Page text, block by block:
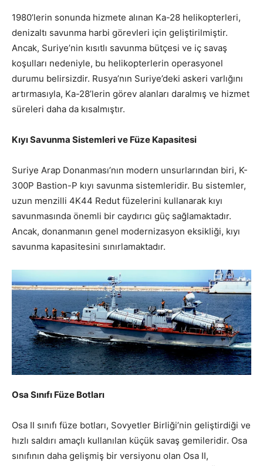
1980’lerin sonunda hizmete alınan Ka-28 helikopterleri,
denizaltı savunma harbi görevleri için geliştirilmiştir.
Ancak, Suriye’nin kısıtlı savunma bütçesi ve iç savaş
koşulları nedeniyle, bu helikopterlerin operasyonel
durumu belirsizdir. Rusya’nın Suriye’deki askeri varlığını
artırmasıyla, Ka-28’lerin görev alanları daralmış ve hizmet
süreleri daha da kısalmıştır.
Kıyı Savunma Sistemleri ve Füze Kapasitesi
Suriye Arap Donanması’nın modern unsurlarından biri, K-
300P Bastion-P kıyı savunma sistemleridir. Bu sistemler,
uzun menzilli 4K44 Redut füzelerini kullanarak kıyı
savunmasında önemli bir caydırıcı güç sağlamaktadır.
Ancak, donanmanın genel modernizasyon eksikliği, kıyı
savunma kapasitesini sınırlamaktadır.
Osa Sınıfı Füze Botları
Osa II sınıfı füze botları, Sovyetler Birliği’nin geliştirdiği ve
hızlı saldırı amaçlı kullanılan küçük savaş gemileridir. Osa
sınıfının daha gelişmiş bir versiyonu olan Osa II,